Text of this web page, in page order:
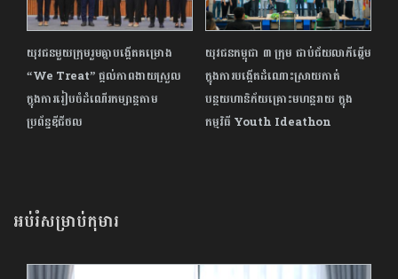
យុវជនមួយក្រុមរួមគ្នា​បង្កើតគម្រោង
“We Treat” ផ្ដល់ភាពងាយស្រួល
ក្នុងការរៀបចំដំណើរកម្សាន្តតាម
ប្រព័ន្ធឌីជីថល
យុវជនកម្ពុជា ៣ ក្រុម ជាប់ជ័យលាភីឆ្នើម
ក្នុងការបង្កើតដំណោះស្រាយកាត់
បន្ថយហានិភ័យគ្រោះមហន្តរាយ ក្នុង
កម្មវិធី Youth Ideathon
អប់រំសម្រាប់កុមារ